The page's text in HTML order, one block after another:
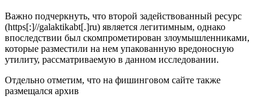
Важно подчеркнуть, что второй задействованный ресурс
(https[:]//galaktikabt[.]ru) является легитимным, однако
впоследствии был скомпрометирован злоумышленниками,
которые разместили на нем упакованную вредоносную
утилиту, рассматриваемую в данном исследовании.
Отдельно отметим, что на фишинговом сайте также
размещался архив